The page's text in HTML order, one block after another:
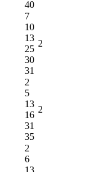
40
7
10
13
25
30
31
2
2
5
13
16
31
35
2
2
6
13